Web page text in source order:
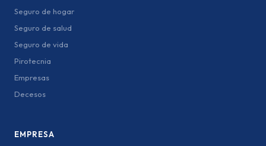
Seguro de hogar
Seguro de salud
Seguro de vida
Pirotecnia
Empresas
Decesos
EMPRESA